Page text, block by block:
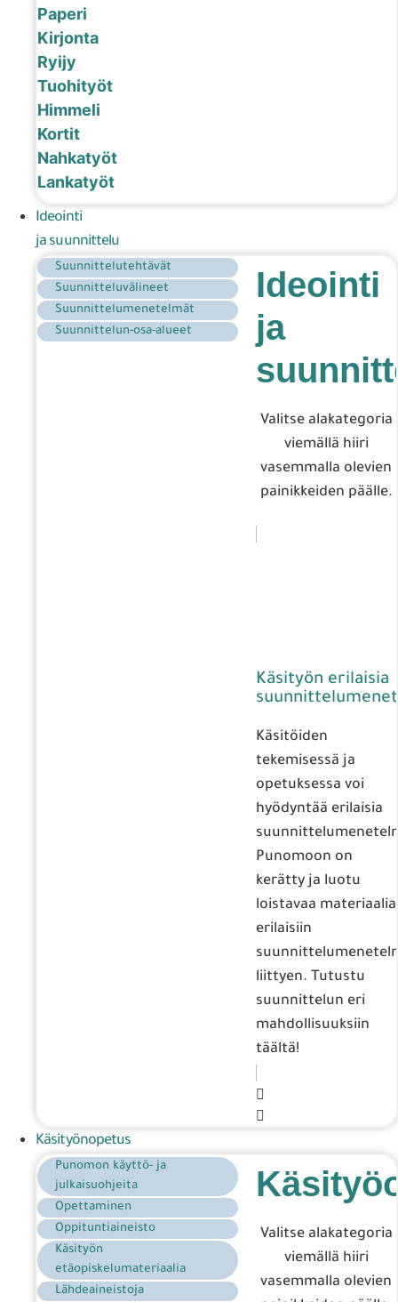
Paperi
Kirjonta
Ryijy
Tuohityöt
Himmeli
Kortit
Nahkatyöt
Lankatyöt
Ideointi
ja suunnittelu
Suunnittelutehtävät
Suunnitteluvälineet
Suunnittelumenetelmät
Suunnittelun-osa-alueet
Ideointi
ja
Valitse alakategoria
viemällä hiiri
vasemmalla olevien
painikkeiden päälle.
Käsityön erilaisia
Käsitöiden
tekemisessä ja
opetuksessa voi
hyödyntää erilaisia
Punomoon on
kerätty ja luotu
loistavaa materiaalia
erilaisiin
liittyen. Tutustu
suunnittelun eri
mahdollisuuksiin
täältä!
Käsityönopetus
Punomon käyttö- ja
julkaisuohjeita
Opettaminen
Oppituntiaineisto
Käsityön
etäopiskelumateriaalia
Lähdeaineistoja
Valitse alakategoria
viemällä hiiri
vasemmalla olevien